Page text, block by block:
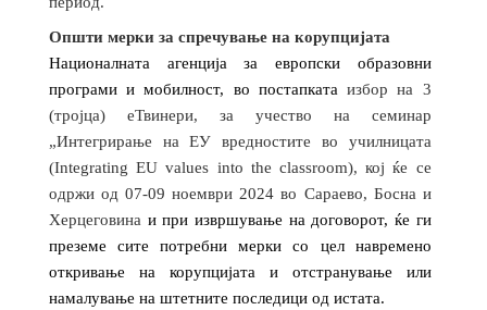
Општи мерки за спречување на корупцијата
Националната агенција за европски образовни
програми и мобилност, во постапкатаизбор на 3
(тројца) еТвинери, за учество на семинар
„Интегрирање на ЕУ вредностите во училницата
(Integrating EU values into the classroom), кој ќе се
одржи од 07-09 ноември 2024 во Сараево, Босна и
Херцеговина и при извршување на договорот, ќе ги
преземе сите потребни мерки со цел навремено
откривање на корупцијата и отстранување или
намалување на штетните последици од истата.